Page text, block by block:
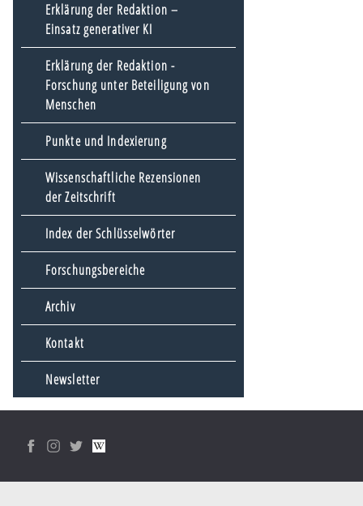
Erklärung der Redaktion –
Einsatz generativer KI
Erklärung der Redaktion -
Forschung unter Beteiligung von
Menschen
Punkte und Indexierung
Wissenschaftliche Rezensionen
der Zeitschrift
Index der Schlüsselwörter
Forschungsbereiche
Archiv
Kontakt
Newsletter